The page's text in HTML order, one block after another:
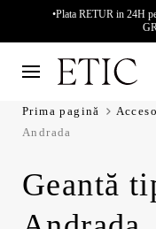
•Plata RETUR in 24H
Prima pagină
Andrada
Geantă